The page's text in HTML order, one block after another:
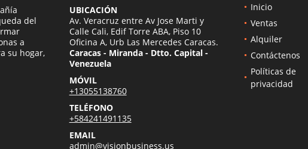
del
a
su hogar,
UBICACIÓN
Av. Veracruz entre Av Jose Marti y
Calle Cali, Edif Torre ABA, Piso 10
Oficina A, Urb Las Mercedes Caracas.
Caracas - Miranda - Dtto. Capital -
Venezuela
MÓVIL
+13055138760
TELÉFONO
+584241491135
EMAIL
admin@visionbusiness.us
Inicio
Ventas
Alquiler
Contáctenos
Políticas de
privacidad